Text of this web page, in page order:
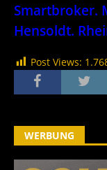
Smartbroker.
Hensoldt.
Post Views:
WERBUNG